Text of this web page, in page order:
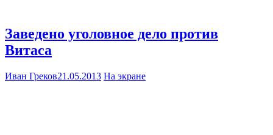
Заведено уголовное дело против
Витаса
Иван Греков21.05.2013 На экране